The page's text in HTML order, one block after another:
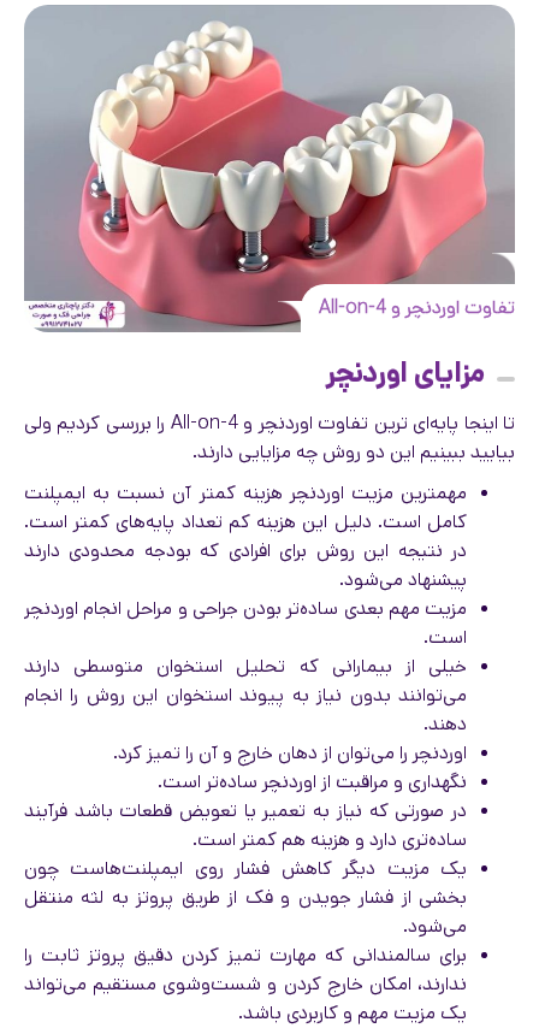
تفاوت اوردنچر و All-on-4
مزایای اوردنچر
تا اینجا پایه‌ای ترین تفاوت اوردنچر و All-on-4 را بررسی کردیم ولی
بیایید ببینیم این دو روش چه مزایایی دارند.
مهمترین مزیت اوردنچر هزینه کمتر آن نسبت به ایمپلنت
کامل است. دلیل این هزینه کم تعداد پایه‌های کمتر است.
در نتیجه این روش برای افرادی که بودجه محدودی دارند
پیشنهاد می‌شود.
مزیت مهم بعدی ساده‌تر بودن جراحی و مراحل انجام اوردنچر
است.
خیلی از بیمارانی که تحلیل استخوان متوسطی دارند
می‌توانند بدون نیاز به پیوند استخوان این روش را انجام
دهند.
اوردنچر را می‌توان از دهان خارج و آن را تمیز کرد.
نگهداری و مراقبت از اوردنچر ساده‌تر است.
در صورتی که نیاز به تعمیر یا تعویض قطعات باشد فرآیند
ساده‌تری دارد و هزینه هم کمتر است.
یک مزیت دیگر کاهش فشار روی ایمپلنت‌هاست چون
بخشی از فشار جویدن و فک از طریق پروتز به لثه منتقل
می‌شود.
برای سالمندانی که مهارت تمیز کردن دقیق پروتز ثابت را
ندارند، امکان خارج کردن و شست‌وشوی مستقیم می‌تواند
یک مزیت مهم و کاربردی باشد.